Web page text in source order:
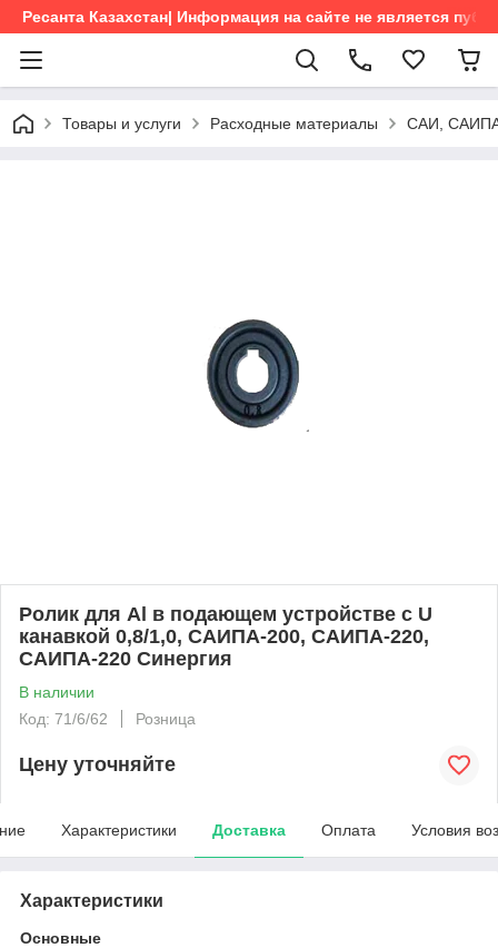
Ресанта Казахстан| Информация на сайте не является
Товары и услуги Расходные материалы САИ,
Ролик для Al в подающем устройстве с U
канавкой 0,8/1,0, САИПА-200, САИПА-220,
САИПА-220 Синергия
В наличии
Код: 71/6/62
Розница
Цену уточняйте
Характеристики Доставка Оплата Условия
Характеристики
Основные